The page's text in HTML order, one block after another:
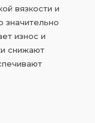
вязкости и
значительно
износ и
снижают